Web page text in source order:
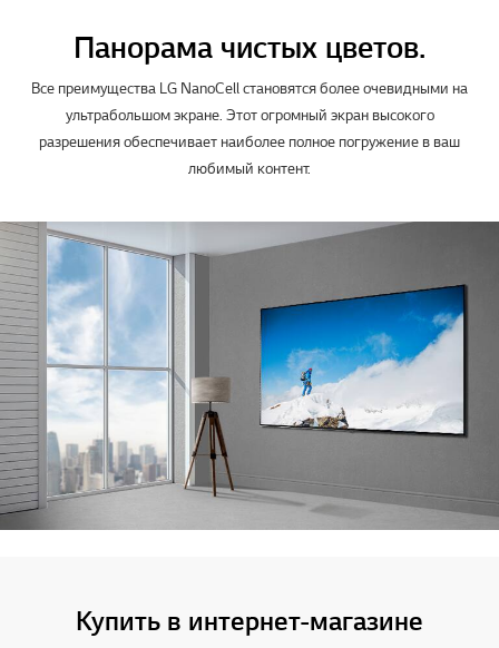
Панорама чистых цветов.
Все преимущества LG NanoCell становятся более очевидными на
ультрабольшом экране. Этот огромный экран высокого
разрешения обеспечивает наиболее полное погружение в ваш
любимый контент.
Купить в интернет-магазине